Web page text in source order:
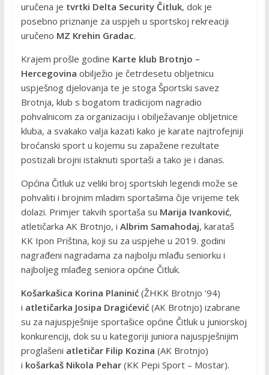
uručena je tvrtki Delta Security Čitluk, dok je
posebno priznanje za uspjeh u sportskoj rekreaciji
uručeno MZ Krehin Gradac.
Krajem prošle godine Karte klub Brotnjo –
Hercegovina obilježio je četrdesetu obljetnicu
uspješnog djelovanja te je stoga Športski savez
Brotnja, klub s bogatom tradicijom nagradio
pohvalnicom za organizaciju i obilježavanje obljetnice
kluba, a svakako valja kazati kako je karate najtrofejniji
broćanski sport u kojemu su zapažene rezultate
postizali brojni istaknuti sportaši a tako je i danas.
Općina Čitluk uz veliki broj sportskih legendi može se
pohvaliti i brojnim mladim sportašima čije vrijeme tek
dolazi. Primjer takvih sportaša su Marija Ivanković,
atletičarka AK Brotnjo, i Albrim Samahodaj, karataš
KK Ipon Priština, koji su za uspjehe u 2019. godini
nagrađeni nagradama za najbolju mlađu seniorku i
najboljeg mlađeg seniora općine Čitluk.
Košarkašica Korina Planinić(ŽHKK Brotnjo ’94)
i atletičarka Josipa Dragićević(AK Brotnjo) izabrane
su za najuspješnije sportašice općine Čitluk u juniorskoj
konkurenciji, dok su u kategoriji juniora najuspješnijim
proglašeni atletičar Filip Kozina (AK Brotnjo)
i košarkaš Nikola Pehar(KK Pepi Sport – Mostar).